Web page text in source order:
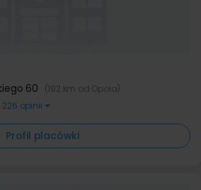
60 (192 km od Opola)
226 opinii
Profil placówki